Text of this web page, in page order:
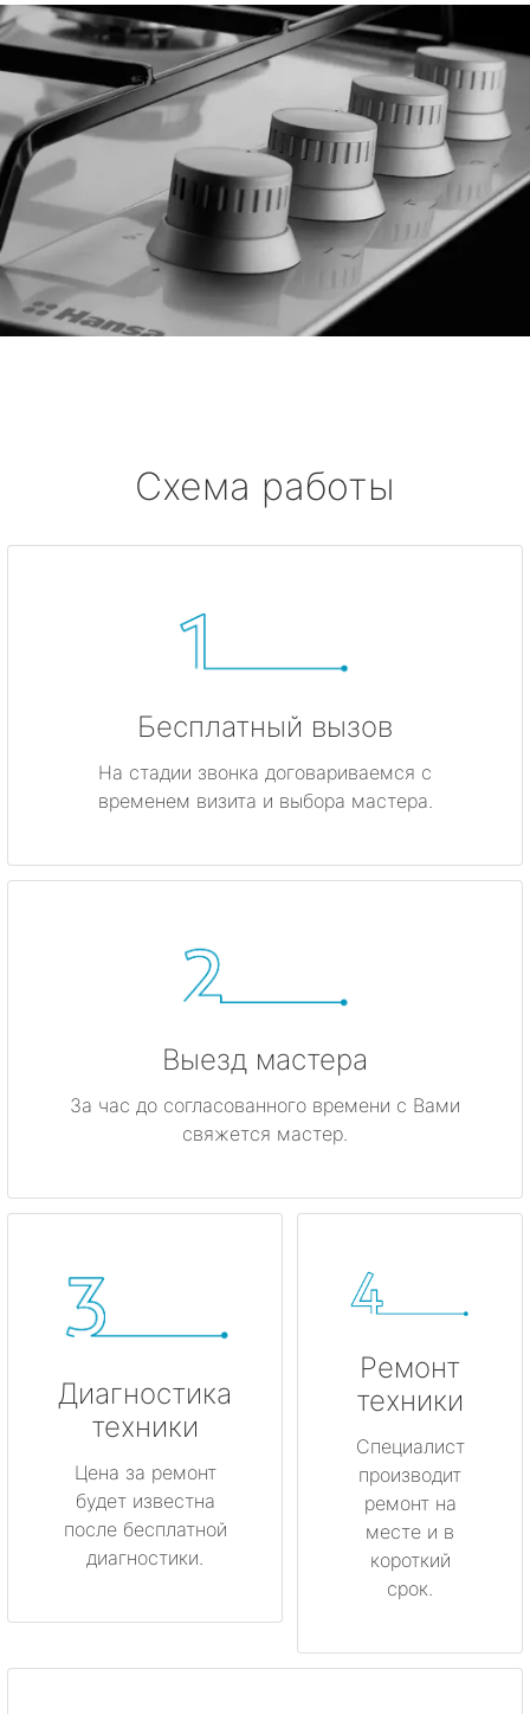
Схема работы
Бесплатный вызов
На стадии звонка договариваемся с
временем визита и выбора мастера.
Выезд мастера
За час до согласованного времени с Вами
свяжется мастер.
Диагностика
техники
Цена за ремонт
будет известна
после бесплатной
диагностики.
Ремонт
техники
Специалист
производит
ремонт на
месте и в
короткий
срок.